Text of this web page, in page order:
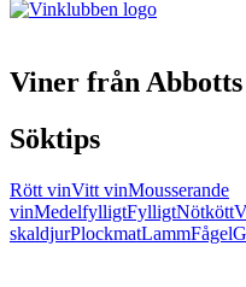
Viner från
Söktips
Rött vinVitt vinMousserande
vinMedelfylligtFylligtNötkött
skaldjurPlockmatLammFågel